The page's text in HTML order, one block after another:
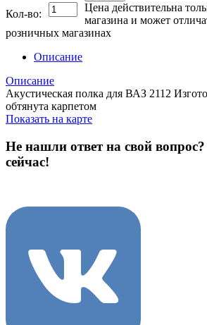
Кол-во:
Цена действительна
магазина и может
розничных магазинах
Описание
Описание
Акустическая полка для ВАЗ 2112
обтянута карпетом
Показать на карте
Не нашли ответ на свой вопрос?
сейчас!